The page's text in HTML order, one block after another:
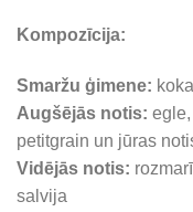
Kompozīcija:
Smaržu ģimene:
Augšējās notis:
petitgrain un jūras
Vidējās notis:
salvija